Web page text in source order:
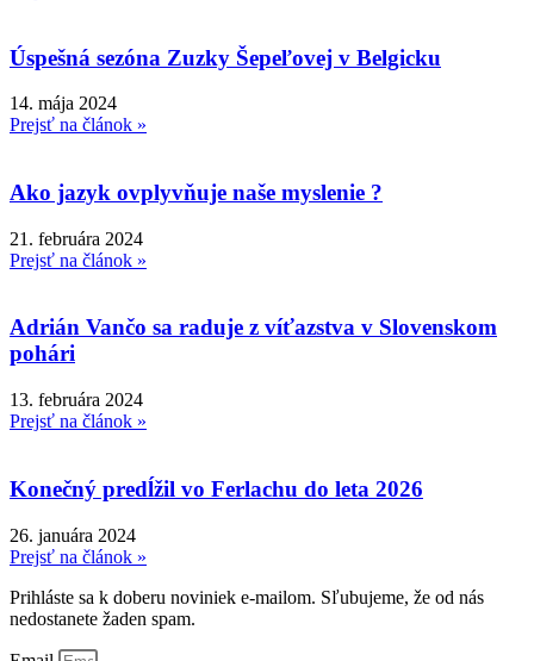
Úspešná sezóna Zuzky Šepeľovej v Belgicku
14. mája 2024
Prejsť na článok »
Ako jazyk ovplyvňuje naše myslenie ?
21. februára 2024
Prejsť na článok »
Adrián Vančo sa raduje z víťazstva v Slovenskom
pohári
13. februára 2024
Prejsť na článok »
Konečný predĺžil vo Ferlachu do leta 2026
26. januára 2024
Prejsť na článok »
Prihláste sa k doberu noviniek e-mailom. Sľubujeme, že od nás
nedostanete žaden spam.